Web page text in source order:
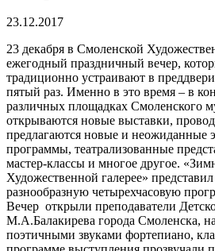
23.12.2017
23 декабря в Смоленской
ежегодный праздничный вечер,
традиционно устраивают в
пятый раз. Именно в это время – в
различных площадках Смоленского
открываются новые выставки,
предлагаются новые и неожиданные
программы, театрализованные
мастер-классы и многое другое.
Художественной галерее»
разнообразную четырехчасовую
Вечер открыли преподаватели
М.А.Балакирева города Смоленска,
поэтичными звуками фортепиано,